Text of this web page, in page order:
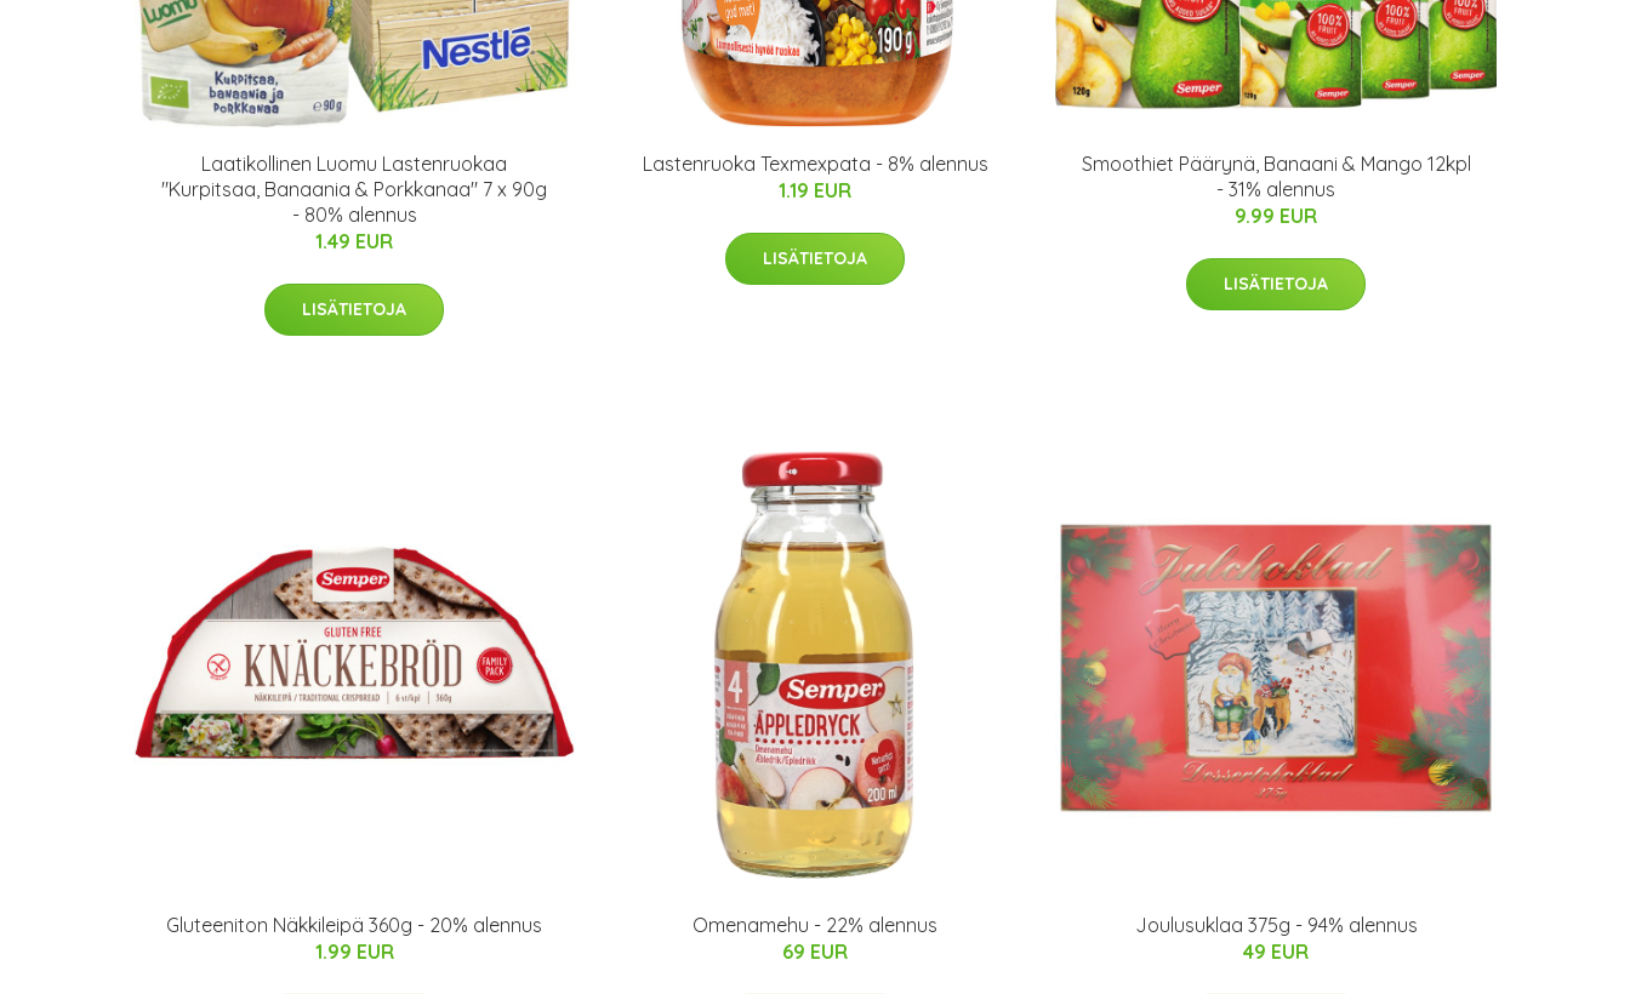
Laatikollinen Luomu Lastenruokaa
"Kurpitsaa, Banaania & Porkkanaa" 7 x 90g
- 80% alennus
1.49 EUR
LISÄTIETOJA
Lastenruoka Texmexpata - 8% alennus
1.19 EUR
LISÄTIETOJA
Smoothiet Päärynä, Banaani & Mango 12kpl
- 31% alennus
9.99 EUR
LISÄTIETOJA
Gluteeniton Näkkileipä 360g - 20% alennus
1.99 EUR
Omenamehu - 22% alennus
69 EUR
Joulusuklaa 375g - 94% alennus
49 EUR